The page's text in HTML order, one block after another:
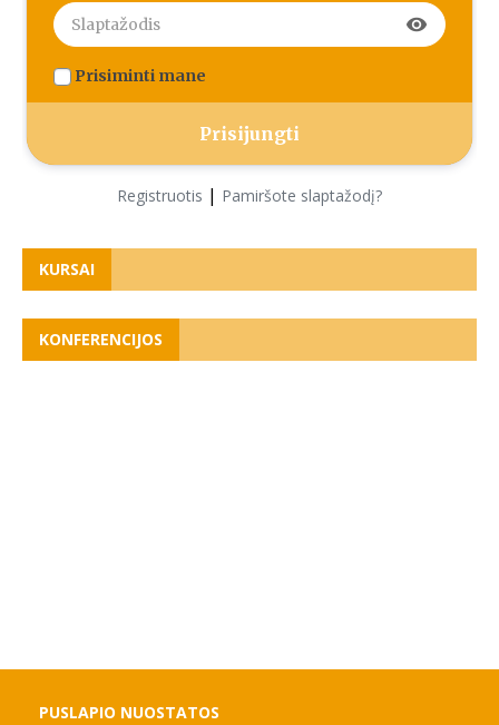
visibility
Prisiminti mane
Registruotis | Pamiršote slaptažodį?
KURSAI
KONFERENCIJOS
PUSLAPIO NUOSTATOS